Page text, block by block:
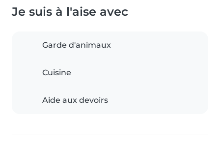
Je suis à l'aise avec
Garde d'animaux
Cuisine
Aide aux devoirs